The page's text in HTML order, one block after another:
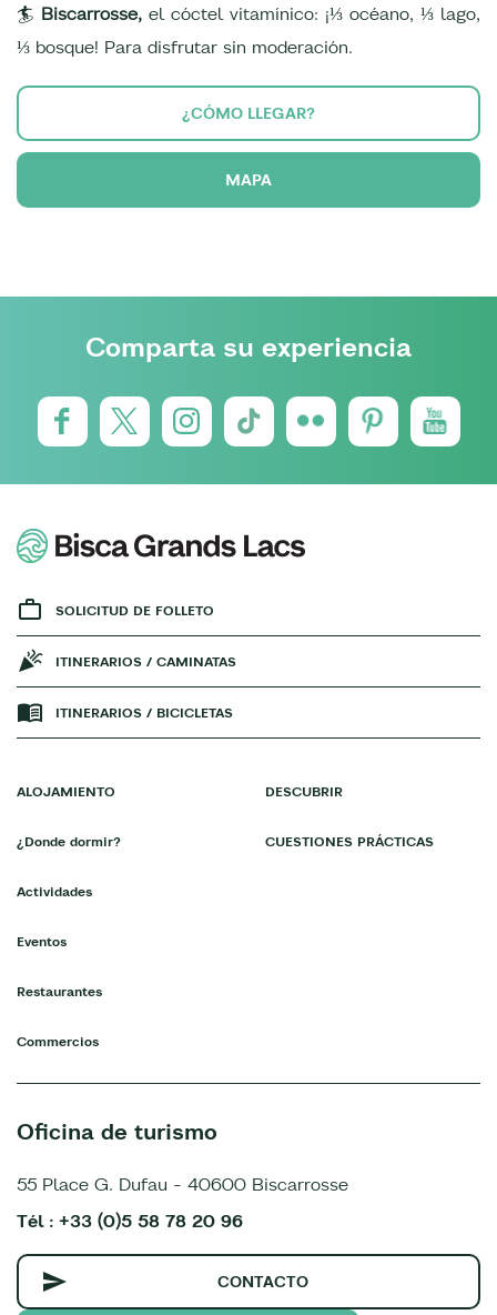
🏄 Biscarrosse, el cóctel vitamínico: ¡⅓ océano, ⅓ lago,
⅓ bosque! Para disfrutar sin moderación.
¿CÓMO LLEGAR?
MAPA
Comparta su experiencia
SOLICITUD DE FOLLETO
ITINERARIOS / CAMINATAS
ITINERARIOS / BICICLETAS
ALOJAMIENTO
¿Donde dormir?
Actividades
Eventos
Restaurantes
Commercios
DESCUBRIR
CUESTIONES PRÁCTICAS
Oficina de turismo
55 Place G. Dufau - 40600 Biscarrosse
Tél : +33 (0)5 58 78 20 96
CONTACTO